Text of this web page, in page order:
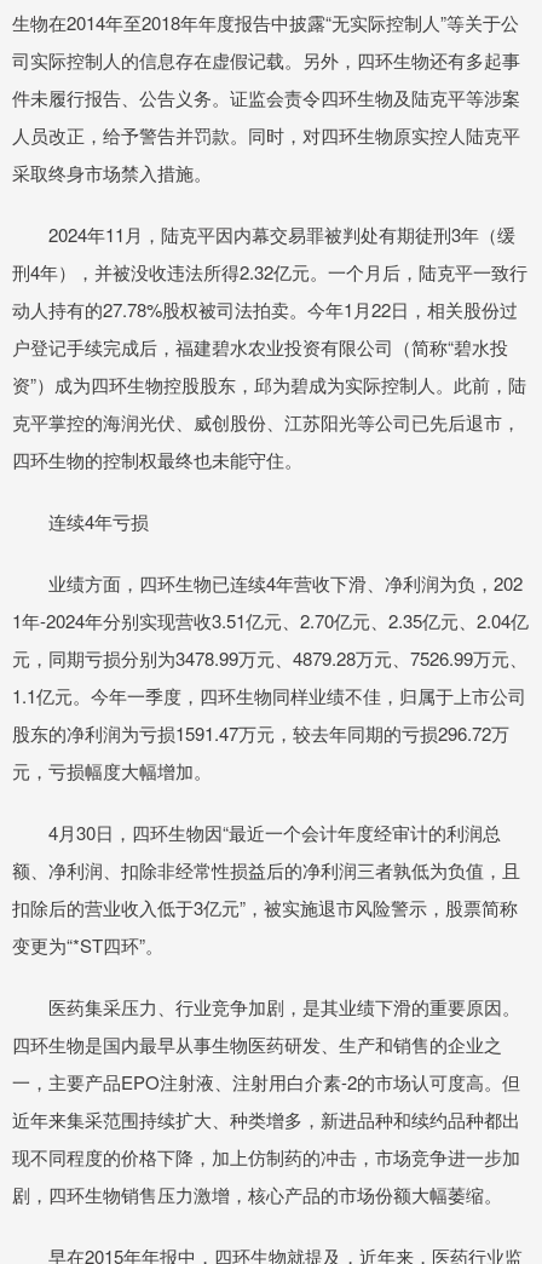
生物在2014年至2018年年度报告中披露“无实际控制人”等关于公
司实际控制人的信息存在虚假记载。另外，四环生物还有多起事
件未履行报告、公告义务。证监会责令四环生物及陆克平等涉案
人员改正，给予警告并罚款。同时，对四环生物原实控人陆克平
采取终身市场禁入措施。
2024年11月，陆克平因内幕交易罪被判处有期徒刑3年（缓
刑4年），并被没收违法所得2.32亿元。一个月后，陆克平一致行
动人持有的27.78%股权被司法拍卖。今年1月22日，相关股份过
户登记手续完成后，福建碧水农业投资有限公司（简称“碧水投
资”）成为四环生物控股股东，邱为碧成为实际控制人。此前，陆
克平掌控的海润光伏、威创股份、江苏阳光等公司已先后退市，
四环生物的控制权最终也未能守住。
连续4年亏损
业绩方面，四环生物已连续4年营收下滑、净利润为负，202
1年-2024年分别实现营收3.51亿元、2.70亿元、2.35亿元、2.04亿
元，同期亏损分别为3478.99万元、4879.28万元、7526.99万元、
1.1亿元。今年一季度，四环生物同样业绩不佳，归属于上市公司
股东的净利润为亏损1591.47万元，较去年同期的亏损296.72万
元，亏损幅度大幅增加。
4月30日，四环生物因“最近一个会计年度经审计的利润总
额、净利润、扣除非经常性损益后的净利润三者孰低为负值，且
扣除后的营业收入低于3亿元”，被实施退市风险警示，股票简称
变更为“*ST四环”。
医药集采压力、行业竞争加剧，是其业绩下滑的重要原因。
四环生物是国内最早从事生物医药研发、生产和销售的企业之
一，主要产品EPO注射液、注射用白介素-2的市场认可度高。但
近年来集采范围持续扩大、种类增多，新进品种和续约品种都出
现不同程度的价格下降，加上仿制药的冲击，市场竞争进一步加
剧，四环生物销售压力激增，核心产品的市场份额大幅萎缩。
早在2015年年报中，四环生物就提及，近年来，医药行业监